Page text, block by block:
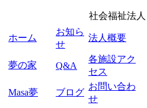
社会福祉法人
ホーム
お知ら
せ
法人概要
夢の家 Q&A
各施設アク
セス
Masa夢 ブログ
お問い合わ
せ